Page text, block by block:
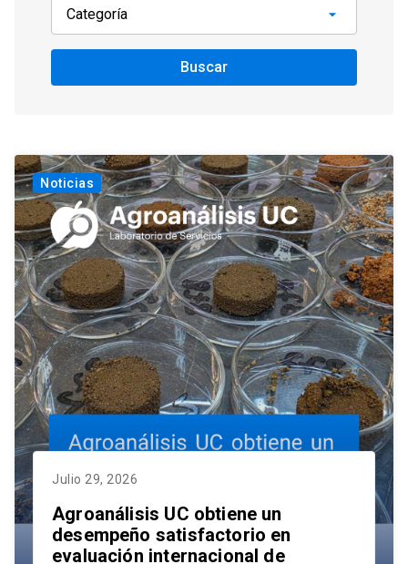
Buscar
Julio 29, 2026
Agroanálisis UC obtiene un
desempeño satisfactorio en
evaluación internacional de
Noticias